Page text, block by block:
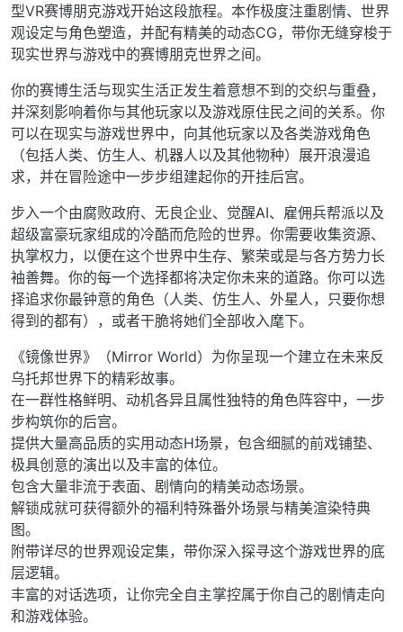
型VR赛博朋克游戏开始这段旅程。本作极度注重剧情、世界
观设定与角色塑造，并配有精美的动态CG，带你无缝穿梭于
现实世界与游戏中的赛博朋克世界之间。
你的赛博生活与现实生活正发生着意想不到的交织与重叠，
并深刻影响着你与其他玩家以及游戏原住民之间的关系。你
可以在现实与游戏世界中，向其他玩家以及各类游戏角色
（包括人类、仿生人、机器人以及其他物种）展开浪漫追
求，并在冒险途中一步步组建起你的开挂后宫。
步入一个由腐败政府、无良企业、觉醒AI、雇佣兵帮派以及
超级富豪玩家组成的冷酷而危险的世界。你需要收集资源、
执掌权力，以便在这个世界中生存、繁荣或是与各方势力长
袖善舞。你的每一个选择都将决定你未来的道路。你可以选
择追求你最钟意的角色（人类、仿生人、外星人，只要你想
得到的都有），或者干脆将她们全部收入麾下。
《镜像世界》（Mirror World）为你呈现一个建立在未来反
乌托邦世界下的精彩故事。
在一群性格鲜明、动机各异且属性独特的角色阵容中，一步
步构筑你的后宫。
提供大量高品质的实用动态H场景，包含细腻的前戏铺垫、
极具创意的演出以及丰富的体位。
包含大量非流于表面、剧情向的精美动态场景。
解锁成就可获得额外的福利特殊番外场景与精美渲染特典
图。
附带详尽的世界观设定集，带你深入探寻这个游戏世界的底
层逻辑。
丰富的对话选项，让你完全自主掌控属于你自己的剧情走向
和游戏体验。